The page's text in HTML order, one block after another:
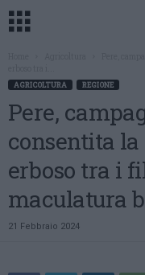
AGRICOLTURA REGIONE
Pere,
consentita
erboso tra i
maculatura
21 Febbraio 2024